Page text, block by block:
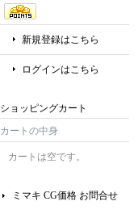
新規登録はこちら
ログインはこちら
ショッピングカート
カートの中身
カートは空です。
ミマキ CG価格 お問合せ